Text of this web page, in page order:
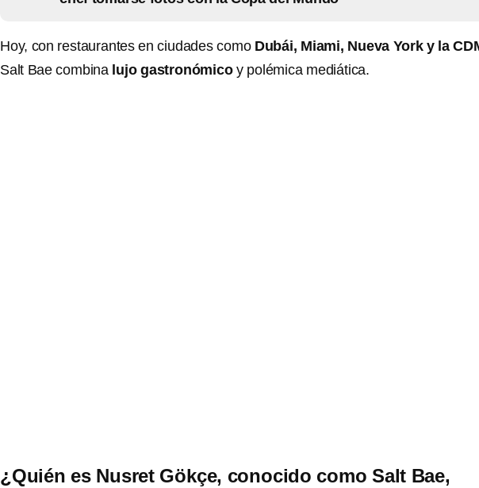
Hoy, con restaurantes en ciudades como Dubái, Miami, Nueva York y la
Salt Bae combina lujo gastronómicoy polémica mediática.
¿Quién es Nusret Gökçe, conocido como Salt Bae,